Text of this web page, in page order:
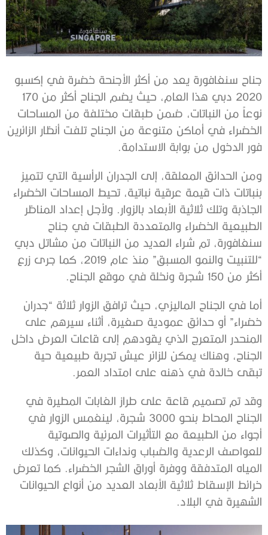
جناح سنغافورة يعد من أكثر الأجنحة خضرة في إكسبو
2020 دبي هذا العام، حيث يضم الجناح أكثر من 170
نوعاً من النباتات، ضمن طبقات مختلفة من المساحات
الخضراء في أماكن متنوعة من الجناح تلفت أنظار الزائرين
فور الدخول من بوابة الاستدامة.
ومن الحدائق المعلقة، إلى الجدران الرأسية التي تتميز
بنباتات ذات قيمة عرقية نباتية، تحيط المساحات الخضراء
الجاذبة وتلك ثلاثية الأبعاد بالزوار. ولأجل إعداد المناظر
الطبيعية الخضراء والمتعددة الطبقات في جناح
سنغافورة، تم شراء العديد من النباتات من مشاتل دبي
“للتنبيت والنمو المسبق” منذ عام 2019، كما جرى زرع
أكثر من 150 شجرة ونخلة في موقع الجناح.
أما في الجناح الماليزي، حيث ترافق الزوار ثلاثة “جدران
خضراء” أو حدائق عمودية صغيرة، أثناء سيرهم على
المنحدر المتعرج الذي يقودهم إلى قاعات العرض داخل
الجناح، وهناك يمكن للزائر عيش تجربة طبيعية حية
تبقى خالدة في ذهنه على امتداد العمر.
وقد تم تصميم قاعة على طراز الغابات المطيرة في
الجناح المحاط بنحو 3000 شجرة، لينغمس الزوار في
أجواء من الطبيعة مع التأثيرات المرئية والصوتية
للعواصف الرعدية والضباب ونداءات الحيوانات، وكذلك
المياه المتدفقة ووفرة أوراق الشجر الخضراء. كما تعرض
خرائط الإسقاط ثلاثية الأبعاد العديد من أنواع الحيوانات
الشهيرة في البلاد.